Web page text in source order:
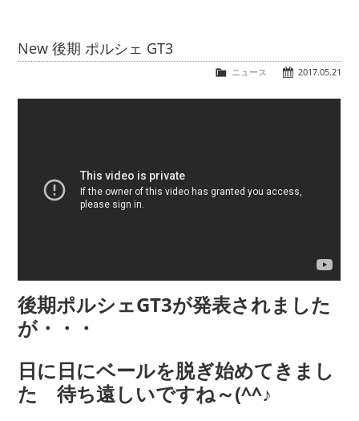
New 後期 ポルシェ GT3
2017.05.21
ニュース
後期ポルシェGT3が発表されました
が・・・
日に日にベールを脱ぎ始めてきまし
た 待ち遠しいですね～(^^♪